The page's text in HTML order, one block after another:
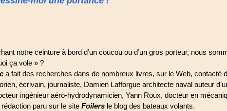
notre ceinture à bord d’un coucou ou d’un gros porteur, nous
ça vole » ?
a fait des recherches dans de nombreux livres, sur le Web, contacté
écrivain, journaliste, Damien Lafforgue architecte naval auteur
ingénieur aéro-hydrodynamicien, Yann Roux, docteur en
paru sur le site Foilersle blog des bateaux volants.